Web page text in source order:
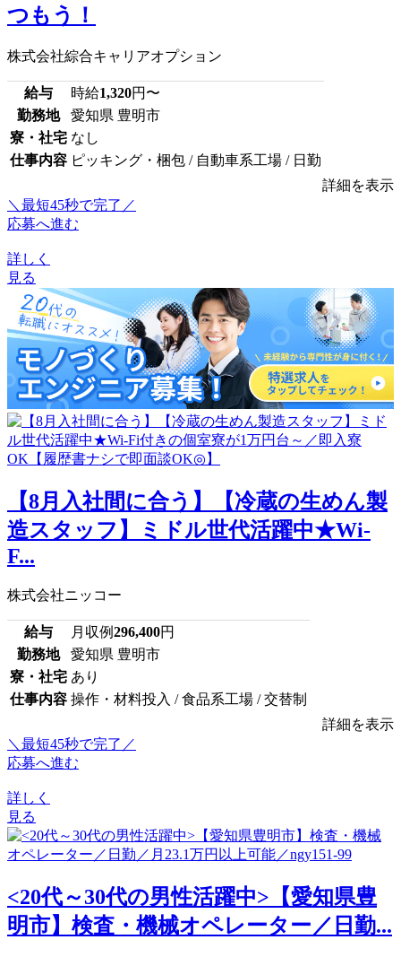
つもう！
株式会社綜合キャリアオプション
給与 時給1,320円〜
勤務地
愛知県 豊明市
寮・社宅 なし
仕事内容 ピッキング・梱包 / 自動車系工場 / 日勤
詳細を表示
＼最短45秒で完了／
応募へ進む
詳しく
見る
【8月入社間に合う】【冷蔵の生めん製
造スタッフ】ミドル世代活躍中★Wi-
F...
株式会社ニッコー
給与 月収例296,400円
勤務地
愛知県 豊明市
寮・社宅 あり
仕事内容 操作・材料投入 / 食品系工場 / 交替制
詳細を表示
＼最短45秒で完了／
応募へ進む
詳しく
見る
<20代～30代の男性活躍中>【愛知県豊
明市】検査・機械オペレーター／日勤...